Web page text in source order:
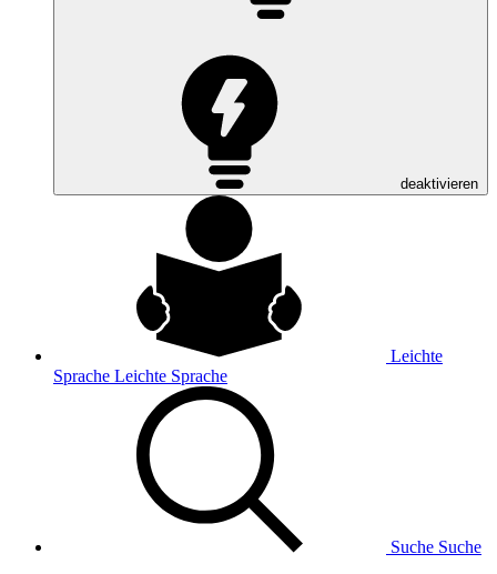
deaktivieren
Leichte
Sprache Leichte Sprache
Suche Suche